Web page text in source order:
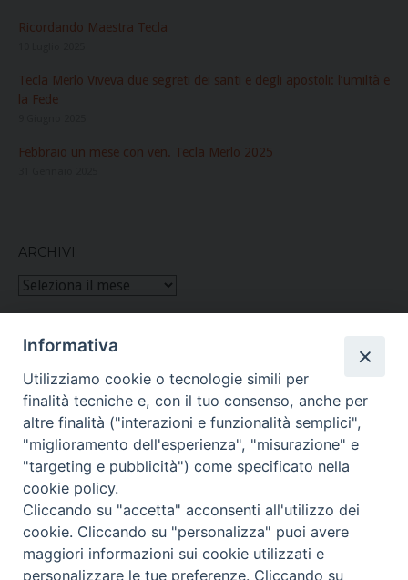
Ricordando Maestra Tecla
Tecla Merlo Viveva due segreti dei santi e degli apostoli: l’umiltà e
la Fede
Febbraio un mese con ven. Tecla Merlo 2025
ARCHIVI
Archivi
(06) 661.30.39
Per ulteriori informazioni teclamerlo@paoline.org
Informativa
Utilizziamo cookie o tecnologie simili per
finalità tecniche e, con il tuo consenso, anche per
altre finalità ("interazioni e funzionalità semplici",
"miglioramento dell'esperienza", "misurazione" e
"targeting e pubblicità") come specificato nella
cookie policy.
Cliccando su "accetta" acconsenti all'utilizzo dei
cookie. Cliccando su "personalizza" puoi avere
maggiori informazioni sui cookie utilizzati e
personalizzare le tue preferenze. Cliccando su